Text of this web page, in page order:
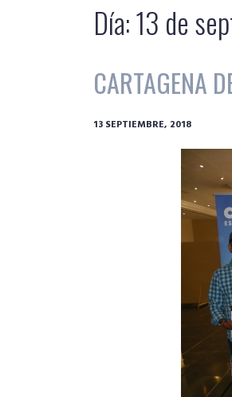
Día:13 de
CARTAGENA
13 SEPTIEMBRE, 2018